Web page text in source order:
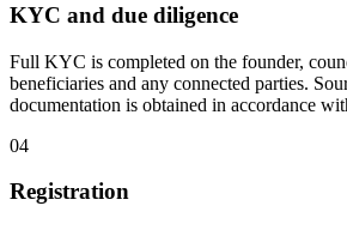
KYC and due diligence
Full KYC is completed on the founder,
beneficiaries and any connected parties.
documentation is obtained in accordance
04
Registration